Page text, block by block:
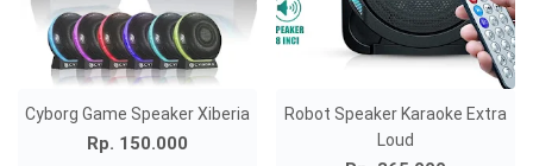
Cyborg Game Speaker Xiberia
Rp. 150.000
Robot Speaker Karaoke Extra
Loud